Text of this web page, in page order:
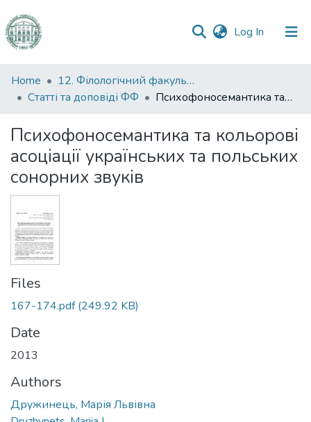
Log In (current)
Communities
&
All of DSpace
Statistics
Home
12. Філологічний факультет
Статті та доповіді ФФ
Психофоносемантика та кольорові асоціації українських та польських сонорних звуків
Психофоносемантика та кольорові
асоціації українських та польських
сонорних звуків
Files
167-174.pdf(249.92 KB)
Date
2013
Authors
Дружинець, Марія Львівна